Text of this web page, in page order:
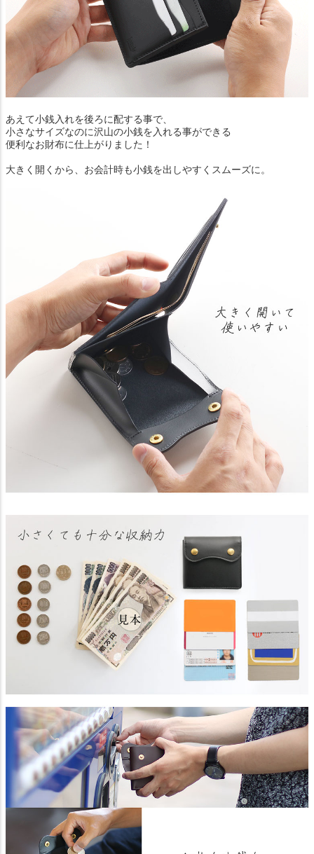
あえて小銭入れを後ろに配する事で、
小さなサイズなのに沢山の小銭を入れる事ができる
便利なお財布に仕上がりました！
大きく開くから、お会計時も小銭を出しやすくスムーズに。